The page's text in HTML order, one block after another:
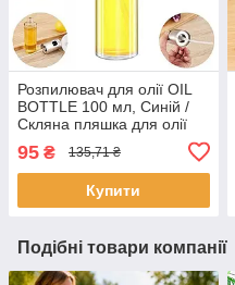
Розпилювач для олії OIL
BOTTLE 100 мл, Синій /
Скляна пляшка для олії
95 ₴ 135,71 ₴
Купити
Подібні товари компанії